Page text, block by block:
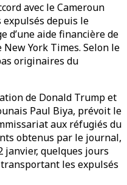
avec le Cameroun
expulsés depuis le
d’une aide financière de
York Times. Selon le
originaires du
de Donald Trump et
Paul Biya, prévoit le
aux réfugiés du
obtenus par le journal,
janvier, quelques jours
les expulsés